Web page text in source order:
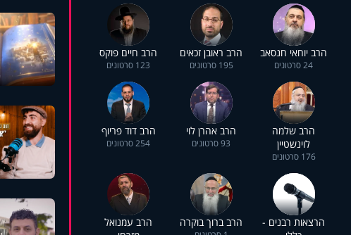
הרב יוחאי חנסאב
24 סרטונים
הרב ראובן זכאים
195 סרטונים
הרב חיים פוקס
123 סרטונים
הרב שלמה
לוינשטיין
176 סרטונים
הרב אהרן לוי
93 סרטונים
הרב דוד פריוף
254 סרטונים
הרצאות רבנים -
הרב ברוך בוקרה
הרב עמנואל